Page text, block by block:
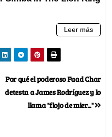
Por qué el poderoso Fuad Char
detesta a James Rodríguez y lo
llama "flojo de mier..."